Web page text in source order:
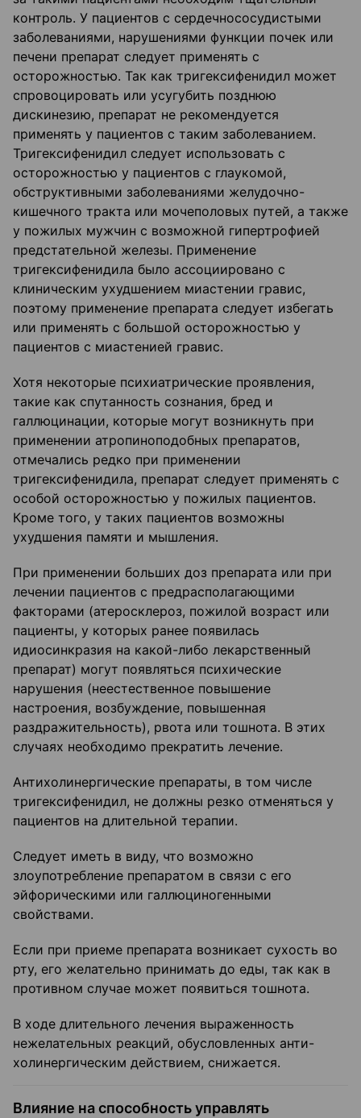
контроль. У пациентов с сердечнососудистыми
заболеваниями, нарушениями функции почек или
печени препарат следует применять с
осторожностью. Так как тригексифенидил может
спровоцировать или усугубить позднюю
дискинезию, препарат не рекомендуется
применять у пациентов с таким заболеванием.
Тригексифенидил следует использовать с
осторожностью у пациентов с глаукомой,
обструктивными заболеваниями желудочно-
кишечного тракта или мочеполовых путей, а также
у пожилых мужчин с возможной гипертрофией
предстательной железы. Применение
тригексифенидила было ассоциировано с
клиническим ухудшением миастении гравис,
поэтому применение препарата следует избегать
или применять с большой осторожностью у
пациентов с миастенией гравис.
Хотя некоторые психиатрические проявления,
такие как спутанность сознания, бред и
галлюцинации, которые могут возникнуть при
применении атропиноподобных препаратов,
отмечались редко при применении
тригексифенидила, препарат следует применять с
особой осторожностью у пожилых пациентов.
Кроме того, у таких пациентов возможны
ухудшения памяти и мышления.
При применении больших доз препарата или при
лечении пациентов с предрасполагающими
факторами (атеросклероз, пожилой возраст или
пациенты, у которых ранее появилась
идиосинкразия на какой-либо лекарственный
препарат) могут появляться психические
нарушения (неестественное повышение
настроения, возбуждение, повышенная
раздражительность), рвота или тошнота. В этих
случаях необходимо прекратить лечение.
Антихолинергические препараты, в том числе
тригексифенидил, не должны резко отменяться у
пациентов на длительной терапии.
Следует иметь в виду, что возможно
злоупотребление препаратом в связи с его
эйфорическими или галлюциногенными
свойствами.
Если при приеме препарата возникает сухость во
рту, его желательно принимать до еды, так как в
противном случае может появиться тошнота.
В ходе длительного лечения выраженность
нежелательных реакций, обусловленных анти-
холинергическим действием, снижается.
Влияние на способность управлять